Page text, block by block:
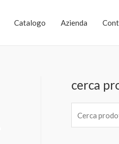
Catalogo Azienda
cerca
e